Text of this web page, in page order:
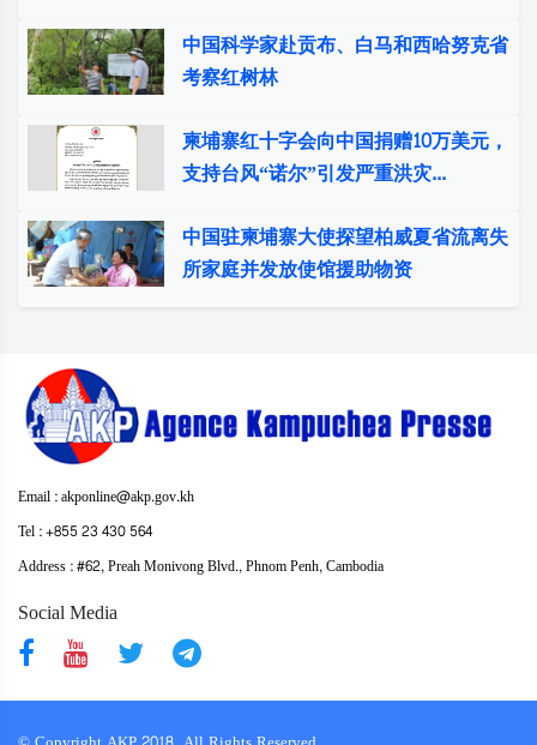
中国科学家赴贡布、白马和西哈努克省
考察红树林
柬埔寨红十字会向中国捐赠10万美元，
支持台风“诺尔”引发严重洪灾...
中国驻柬埔寨大使探望柏威夏省流离失
所家庭并发放使馆援助物资
Email : akponline@akp.gov.kh
​Tel : ​+855 23 430 564
Address : ​#62, Preah Monivong Blvd., Phnom Penh, Cambodia
Social Media